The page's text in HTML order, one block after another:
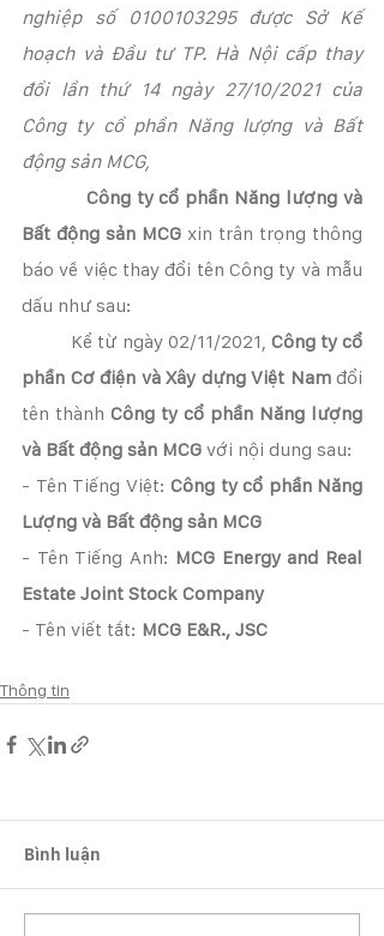
nghiệp số 0100103295 được Sở Kế
hoạch và Đầu tư TP. Hà Nội cấp thay
đổi lần thứ 14 ngày 27/10/2021 của
Công ty cổ phần Năng lượng và Bất
động sản MCG,
Công ty cổ phần Năng lượng và
Bất động sản MCG xin trân trọng thông
báo về việc thay đổi tên Công ty và mẫu
dấu như sau:
          Kể từ ngày 02/11/2021,
Công ty cổ
phần Cơ điện và Xây dựng Việt Nam đổi
tên thành Công ty cổ phần Năng lượng
và Bất động sản MCG với nội dung sau:
- Tên Tiếng Việt: Công ty cổ phần Năng
Lượng và Bất động sản MCG
- Tên Tiếng Anh: MCG Energy and Real
Estate Joint Stock Company
- Tên viết tắt: MCG E&R., JSC
Thông tin
Bình luận